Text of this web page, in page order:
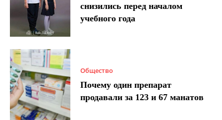
снизились перед началом
учебного года
Общество
Почему один препарат
продавали за 123 и 67 манатов